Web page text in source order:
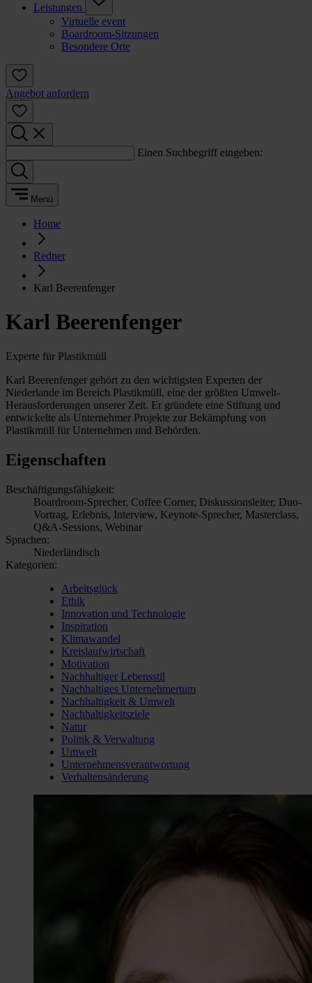
Leistungen
Virtuelle event
Boardroom-Sitzungen
Besondere Orte
Angebot anfordern
Einen Suchbegriff eingeben:
Menü
Home
Redner
Karl Beerenfenger
Karl Beerenfenger
Experte für Plastikmüll
Karl Beerenfenger gehört zu den wichtigsten Experten der
Niederlande im Bereich Plastikmüll, eine der größten Umwelt-
Herausforderungen unserer Zeit. Er gründete eine Stiftung und
entwickelte als Unternehmer Projekte zur Bekämpfung von
Plastikmüll für Unternehmen und Behörden.
Eigenschaften
Beschäftigungsfähigkeit:
Boardroom-Sprecher, Coffee Corner, Diskussionsleiter, Duo-
Vortrag, Erlebnis, Interview, Keynote-Sprecher, Masterclass,
Q&A-Sessions, Webinar
Sprachen:
Niederländisch
Kategorien:
Arbeitsglück
Ethik
Innovation und Technologie
Inspiration
Klimawandel
Kreislaufwirtschaft
Motivation
Nachhaltiger Lebensstil
Nachhaltiges Unternehmertum
Nachhaltigkeit & Umwelt
Nachhaltigkeitsziele
Natur
Politik & Verwaltung
Umwelt
Unternehmensverantwortung
Verhaltensänderung